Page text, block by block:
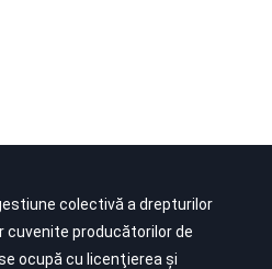
colectivă a drepturilor
cuvenite producătorilor de
ocupă cu licenţierea şi